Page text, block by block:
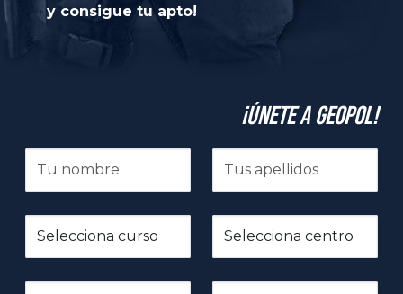
y consigue tu apto!
¡Únete a GeoPol!